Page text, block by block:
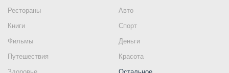
Рестораны
Авто
Книги
Спорт
Фильмы
Деньги
Путешествия
Красота